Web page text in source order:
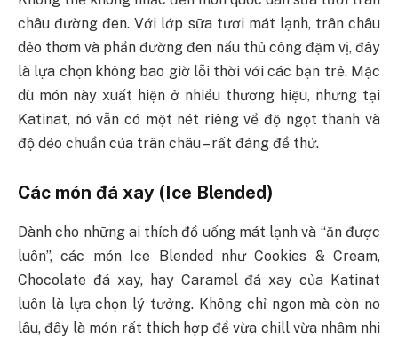
châu đường đen. Với lớp sữa tươi mát lạnh, trân châu
dẻo thơm và phần đường đen nấu thủ công đậm vị, đây
là lựa chọn không bao giờ lỗi thời với các bạn trẻ. Mặc
dù món này xuất hiện ở nhiều thương hiệu, nhưng tại
Katinat, nó vẫn có một nét riêng về độ ngọt thanh và
độ dẻo chuẩn của trân châu – rất đáng để thử.
Các món đá xay (Ice Blended)
Dành cho những ai thích đồ uống mát lạnh và “ăn được
luôn”, các món Ice Blended như Cookies & Cream,
Chocolate đá xay, hay Caramel đá xay của Katinat
luôn là lựa chọn lý tưởng. Không chỉ ngon mà còn no
lâu, đây là món rất thích hợp để vừa chill vừa nhâm nhi